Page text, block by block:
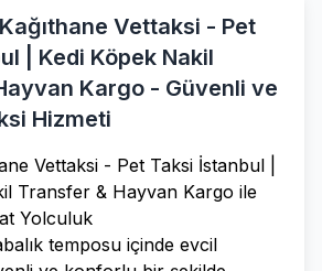
Vettaksi - Pet
| Kedi Köpek Nakil
Kargo - Güvenli ve
Hizmeti
Vettaksi - Pet Taksi İstanbul |
Transfer & Hayvan Kargo ile
Yolculuk
temposu içinde evcil